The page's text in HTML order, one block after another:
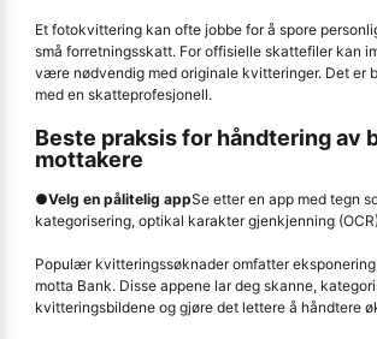
Et fotokvittering kan ofte jobbe for å spore
små forretningsskatt. For offisielle skattefiler kan
være nødvendig med originale kvitteringer. Det er
med en skatteprofesjonell.
Beste praksis for håndtering av
mottakere
●Velg en pålitelig appSe etter en app med tegn
kategorisering, optikal karakter gjenkjenning
Populær kvitteringssøknader omfatter
motta Bank. Disse appene lar deg skanne,
kvitteringsbildene og gjøre det lettere å håndtere